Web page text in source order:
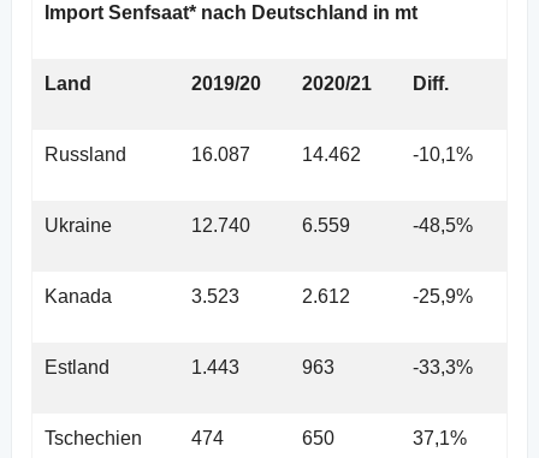
Import Senfsaat* nach Deutschland in mt
Land 2019/20 2020/21 Diff.
Russland 16.087 14.462 -10,1%
Ukraine 12.740 6.559 -48,5%
Kanada 3.523 2.612 -25,9%
Estland 1.443 963 -33,3%
Tschechien 474 650 37,1%